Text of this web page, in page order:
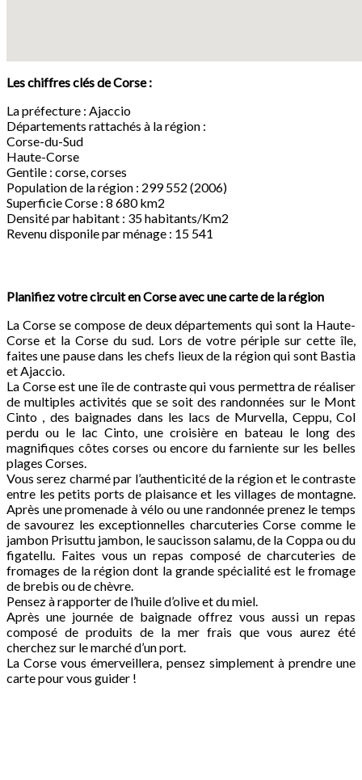
embed youtube code
Les chiffres clés de Corse :
La préfecture : Ajaccio
Départements rattachés à la région :
Corse-du-Sud
Haute-Corse
Gentile : corse, corses
Population de la région : 299 552 (2006)
Superficie Corse : 8 680 km2
Densité par habitant : 35 habitants/Km2
Revenu disponile par ménage : 15 541
Planifiez votre circuit en Corse avec une carte de la région
La Corse se compose de deux départements qui sont la Haute-
Corse et la Corse du sud. Lors de votre périple sur cette île,
faites une pause dans les chefs lieux de la région qui sont Bastia
et Ajaccio.
La Corse est une île de contraste qui vous permettra de réaliser
de multiples activités que se soit des randonnées sur le Mont
Cinto , des baignades dans les lacs de Murvella, Ceppu, Col
perdu ou le lac Cinto, une croisière en bateau le long des
magnifiques côtes corses ou encore du farniente sur les belles
plages Corses.
Vous serez charmé par l’authenticité de la région et le contraste
entre les petits ports de plaisance et les villages de montagne.
Après une promenade à vélo ou une randonnée prenez le temps
de savourez les exceptionnelles charcuteries Corse comme le
jambon Prisuttu jambon, le saucisson salamu, de la Coppa ou du
figatellu. Faites vous un repas composé de charcuteries de
fromages de la région dont la grande spécialité est le fromage
de brebis ou de chèvre.
Pensez à rapporter de l’huile d’olive et du miel.
Après une journée de baignade offrez vous aussi un repas
composé de produits de la mer frais que vous aurez été
cherchez sur le marché d’un port.
La Corse vous émerveillera, pensez simplement à prendre une
carte pour vous guider !